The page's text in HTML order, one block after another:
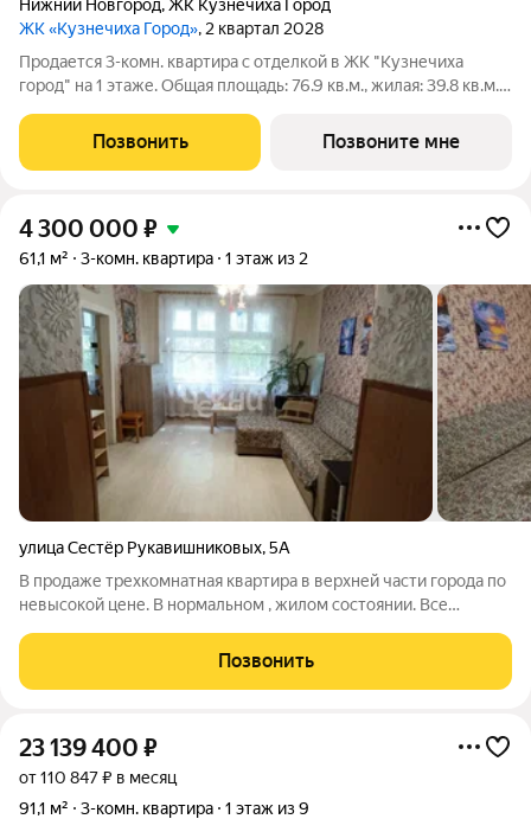
Нижний Новгород, ЖК Кузнечиха Город
ЖК «Кузнечиха Город», 2 квартал 2028
Продается 3-комн. квартира с отделкой в ЖК "Кузнечиха
город" на 1 этаже. Общая площадь: 76.9 кв.м., жилая: 39.8 кв.м.,
проходных комнат, окна выходят нa три cтopoны дома. В
квартире две
Позвонить Позвоните мне
4 300 000 ₽
61,1 м² 3-комн. квартира 1 этаж из 2
улица Сестёр Рукавишниковых,5А
В продаже трехкомнатная квартира в верхней части города по
невысокой цене. В нормальном , жилом состоянии. Все
Мебель остается по договоренности. Район с развитой
инфраструктурой. Чистая продажа.
Позвонить
23 139 400 ₽
от 110 847 ₽ в месяц
91,1 м²
3-комн. квартира 1 этаж из 9